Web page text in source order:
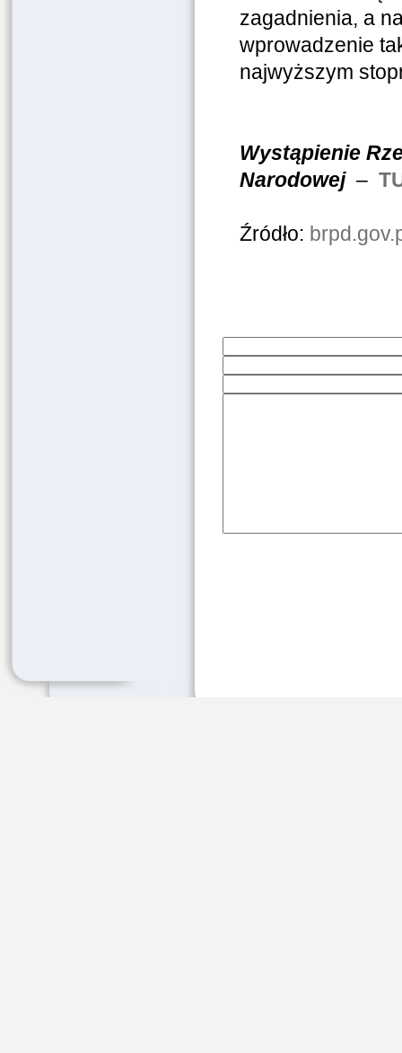
zagadnienia, a
wprowadzenie
najwyższym
Wystąpienie
Narodowej–
Źródło: